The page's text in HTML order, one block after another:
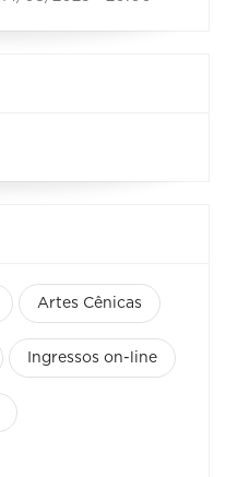
Artes Cênicas
Ingressos on-line